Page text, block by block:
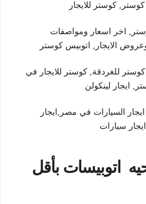
كوستر للايجار
اخر اسعار ومواصفات
كوستر للغردقة, كوستر للايجار في
ايجار لينكولن
السيارات في مصر,ايجار
سيارات
اتوبيسات بأقل